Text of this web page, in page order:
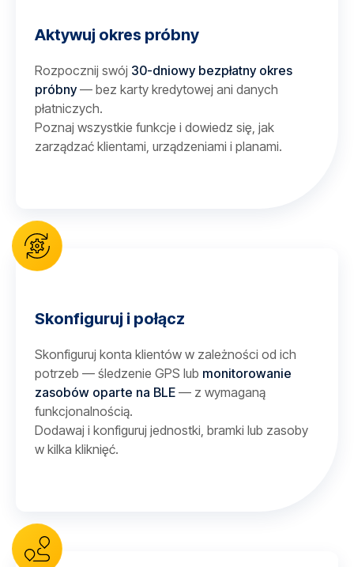
Aktywuj okres próbny
Rozpocznij swój 30-dniowy bezpłatny okres
próbny— bez karty kredytowej ani danych
płatniczych.
Poznaj wszystkie funkcje i dowiedz się, jak
zarządzać klientami, urządzeniami i planami.
Skonfiguruj i połącz
Skonfiguruj konta klientów w zależności od ich
potrzeb — śledzenie GPS lub monitorowanie
zasobów oparte na BLE — z wymaganą
funkcjonalnością.
Dodawaj i konfiguruj jednostki, bramki lub zasoby
w kilka kliknięć.